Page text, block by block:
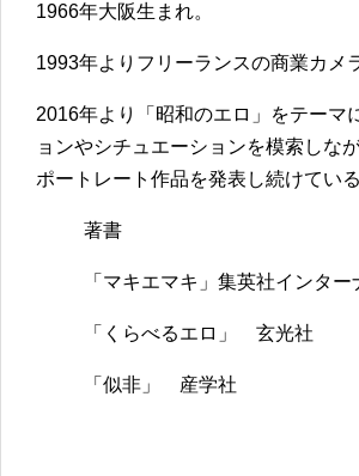
1966年大阪生まれ。
1993年よりフリーランスの商業カメ
2016年より「昭和のエロ」をテーマ
ョンやシチュエーションを模索しな
ポートレート作品を発表し続けている
著書
「マキエマキ」集英社インタ
「くらべるエロ」 玄光社
「似非」 産学社